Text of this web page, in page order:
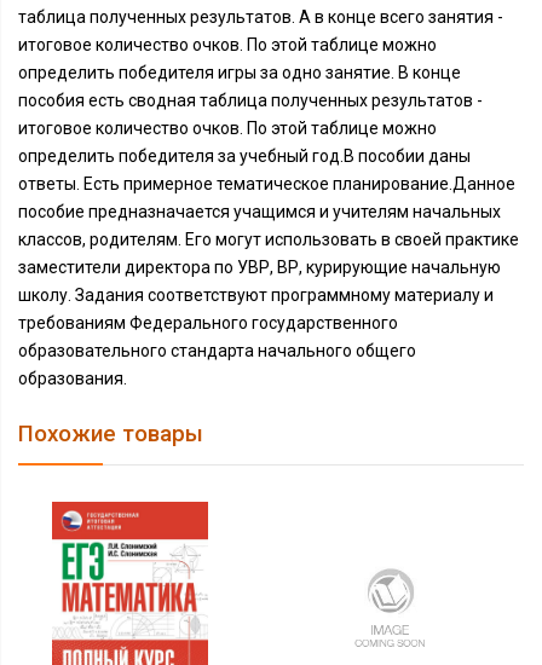
таблица полученных результатов. А в конце всего занятия -
итоговое количество очков. По этой таблице можно
определить победителя игры за одно занятие. В конце
пособия есть сводная таблица полученных результатов -
итоговое количество очков. По этой таблице можно
определить победителя за учебный год.В пособии даны
ответы. Есть примерное тематическое планирование.Данное
пособие предназначается учащимся и учителям начальных
классов, родителям. Его могут использовать в своей практике
заместители директора по УВР, ВР, курирующие начальную
школу. Задания соответствуют программному материалу и
требованиям Федерального государственного
образовательного стандарта начального общего
образования.
Похожие товары